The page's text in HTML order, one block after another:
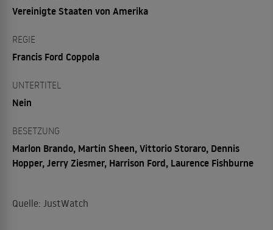
Vereinigte Staaten von Amerika
REGIE
Francis Ford Coppola
UNTERTITEL
Nein
BESETZUNG
Marlon Brando, Martin Sheen, Vittorio Storaro, Dennis
Hopper, Jerry Ziesmer, Harrison Ford, Laurence Fishburne
Quelle: JustWatch